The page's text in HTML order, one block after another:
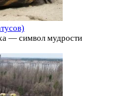
— символ мудрости